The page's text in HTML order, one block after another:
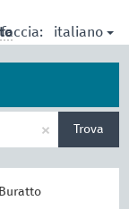
italiano
× Trova
Buratto